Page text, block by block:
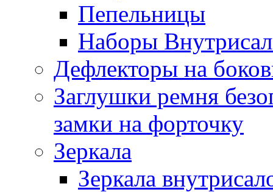
Пепельницы
Наборы
Дефлекторы на
Заглушки ремня
замки на форточку
Зеркала
Зеркала